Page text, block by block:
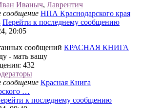
Иваныч, Лаврентич
сообщение НПА Краснодарского края
Перейти к последнему сообщению
20:05
КРАСНАЯ КНИГА
- мать вашу
: 432
сообщение Красная Книга
…
к последнему сообщению